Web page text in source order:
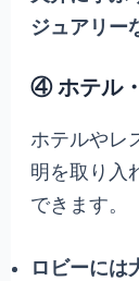
ジュアリー
④ ホテル
ホテルやレ
明を取り入
できます。
ロビーには